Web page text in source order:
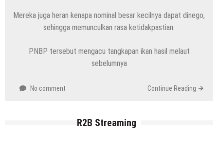
Mereka juga heran kenapa nominal besar kecilnya dapat dinego,
sehingga memunculkan rasa ketidakpastian.
PNBP tersebut mengacu tangkapan ikan hasil melaut
sebelumnya
No comment Continue Reading
R2B Streaming